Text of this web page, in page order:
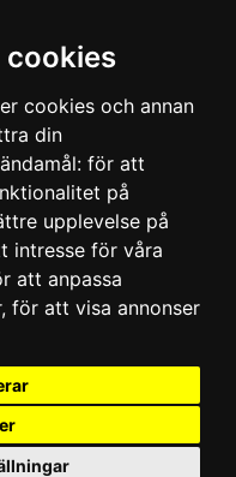
cookies
cookies och annan
din
för att
på
upplevelse på
intresse för våra
att anpassa
, för att visa annonser